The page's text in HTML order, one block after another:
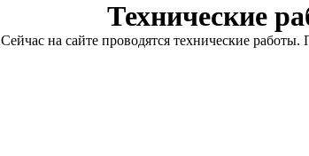
Технические
Сейчас на сайте проводятся технические